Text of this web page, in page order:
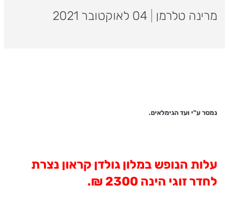
מרינה טלרמן
נמסר ע"י ועד הגימלאים.
עלות הנופש במלון גולדן קראון נצרת
לחדר זוגי הינה 2300 ₪.